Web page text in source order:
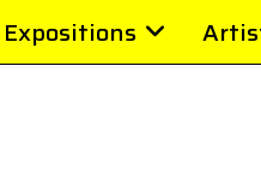
Expositions